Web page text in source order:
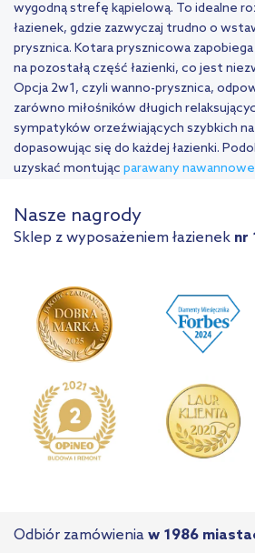
wygodną strefę kąpielową. To idealne
łazienek, gdzie zazwyczaj trudno o
prysznica. Kotara prysznicowa
na pozostałą część łazienki, co jest
Opcja 2w1, czyli wanno-prysznica,
zarówno miłośników długich
sympatyków orzeźwiających szybkich
dopasowując się do każdej łazienki.
uzyskać montując parawany nawannowe
Nasze nagrody
Sklep z wyposażeniem łazienek nr
Odbiór zamówienia w 1986